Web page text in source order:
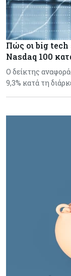
Πώς οι big tech
Nasdaq 100
Ο δείκτης
9,3% κατά τη